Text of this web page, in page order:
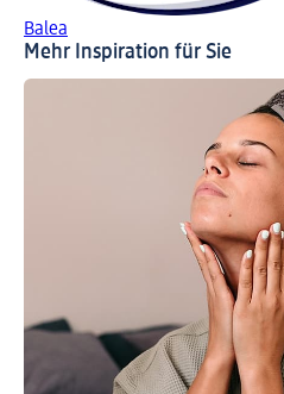
Balea
Mehr Inspiration für Sie